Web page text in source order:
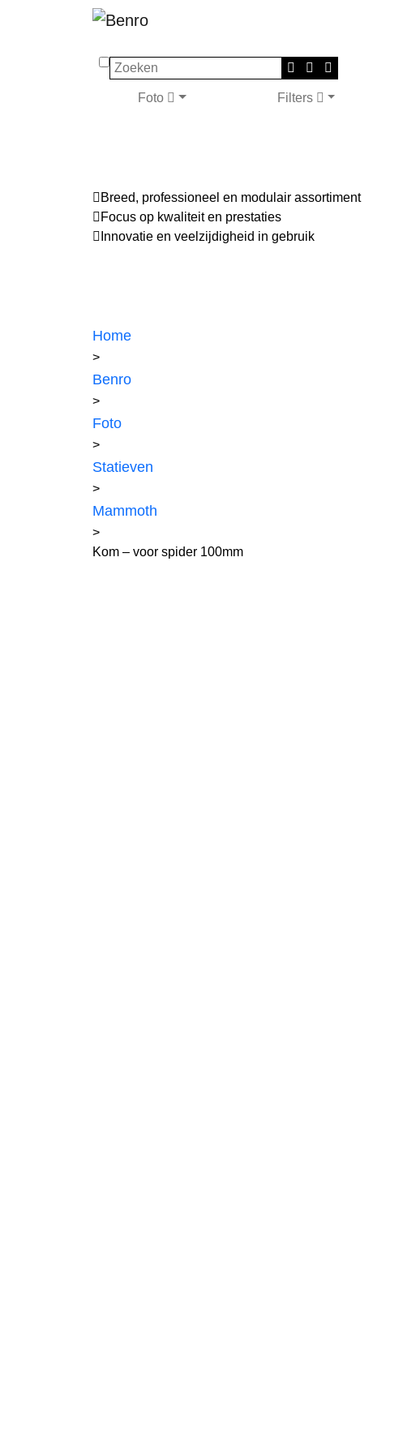
Zoeken
Foto Filters
Breed, professioneel en modulair assortiment
Focus op kwaliteit en prestaties
Innovatie en veelzijdigheid in gebruik
Home
>
Benro
>
Foto
>
Statieven
>
Mammoth
>
Kom – voor spider 100mm